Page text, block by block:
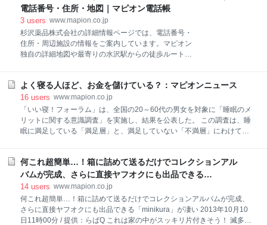
Wally?” TM & ©Classic Med
電話番号・住所・地図｜マピオン電話帳
3 users www.mapion.co.jp
杉沢薬品株式会社の詳細情報ページでは、電話番号・
住所・周辺施設の情報をご案内しています。マピオン
独自の詳細地図や最寄りの水沢駅からの徒歩ルート案
よく寝る人ほど、お金を儲けている？：マピオンニュース
16 users www.mapion.co.jp
「いい寝！フォーラム」は、全国の20～60代の男女を対象に「睡眠のメ
リットに関する意識調査」を実施し、結果を公表した。 この調査は、睡
眠に満足している「満足層」と、満足していない「不満層」にわけて実
足層」は13.1％、「不満層」は8.1％とその差は1.6倍。1,000万円以上で
比較すると、「満足層」割合は、「不満層」に比べて2.5倍多いことが分
かった。 つまり、『睡眠に満足している＝高収入』ということなのだ。
高収入というと、朝から晩まで仕事をしていると思われがち。しかし、
実際のところは、時間を有効に使うことが得意な人が高収入ということ
なのだろう。 では、収入が低い「不満層」でも、時間をうまく節約しな
何これ超簡単…！箱に詰めて送るだけでコレクションアル
バムが完成、さらに直接ヤフオクにも出品できる
「minikura」が凄い：マピオンニュース
14 users www.mapion.co.jp
何これ超簡単…！箱に詰めて送るだけでコレクションアルバムが完成、
さらに直接ヤフオクにも出品できる「minikura」が凄い 2013年10月10
日11時00分 / 提供：らばQ これは家の中がスッキリ片付きそう！ 滅多に